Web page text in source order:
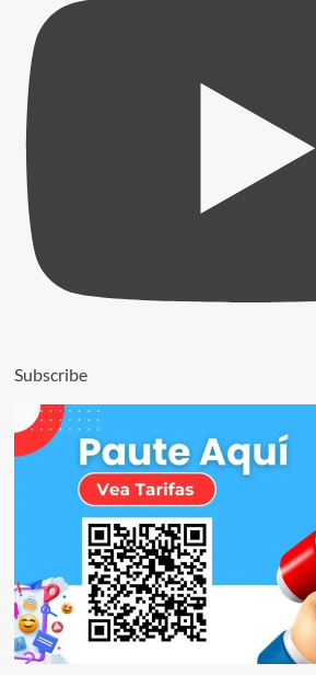
Subscribe